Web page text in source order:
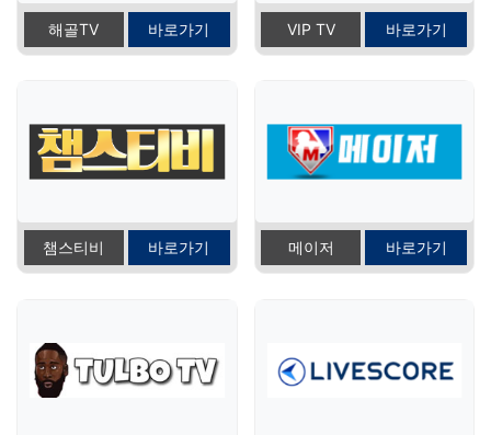
해골TV 바로가기 VIP TV 바로가기
챔스티비 바로가기 메이저 바로가기